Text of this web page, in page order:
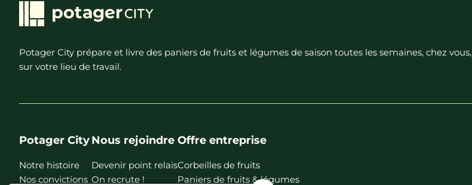
Potager City prépare et livre des paniers de fruits et légumes de saison toutes les semaines, chez
sur votre lieu de travail.
Potager City
Notre histoire
Nos convictions
Nous rejoindre
Devenir point relais
On recrute !
Offre entreprise
Corbeilles de fruits
Paniers de fruits & légumes